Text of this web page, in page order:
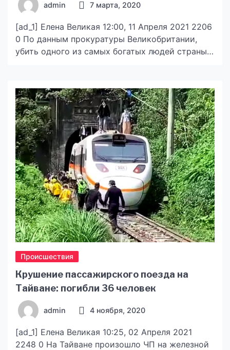
admin 7 марта, 2020
[ad_1] Елена Великая 12:00, 11 Апреля 2021 2206
0 По данным прокуратуры Великобритании,
убить одного из самых богатых людей страны
года, пишет Информ-UA. Согласно с
информацией The Guardian, Шрайбергу уже
объявили обвинение, причём, не только в
убийстве, а и в опасном вождении […]
Происшествия
Крушение пассажирского поезда на
Тайване: погибли 36 человек
admin 4 ноября, 2020
[ad_1] Елена Великая 10:25, 02 Апреля 2021
2248 0 На Тайване произошло ЧП на железной